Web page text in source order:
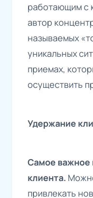
работающим с
автор
называемых
уникальных
приемах,
осуществить
Удержание
Самое важное
клиента.
привлекать